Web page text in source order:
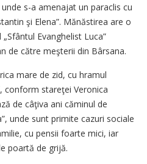
s-a amenajat un paraclis cu
şi Elena”. Mănăstirea are o
Evanghelist Luca”
de către meşterii din Bârsana.
mare de zid, cu hramul
conform stareţei Veronica
de câţiva ani căminul de
unde sunt primite cazuri sociale
cu pensii foarte mici, iar
poartă de grijă.